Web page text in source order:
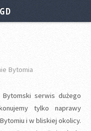
Bytomia
Bytomski serwis dużego
tylko naprawy
i w bliskiej okolicy.